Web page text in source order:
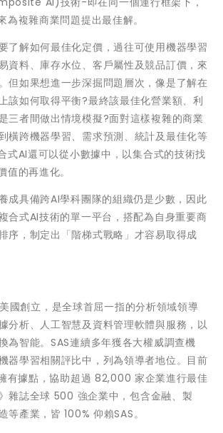
為複雜商業問題提出最佳解。
了解如何最佳化定價，過往可使用機器學習
資料、庫存水位、客戶屬性及競品訂價，來
但如果想進一步深掘問題層次，像是了解在
該如何取得平衡?最終該最佳化營業額、利
三者間做出情境模擬?面對這樣複雜的商業
橫跨機器學習、需求預測、統計及最佳化等
式AI還可以從小數據中，以集合式的技術找
值的再進化。
成具備跨AI學科團隊的組織仍是少數，因此
合式AI技術的單一平台，搭配為自身重要商
序，制定出「階梯式戰略」才容易取得成
國創立，是全球首屈一指的分析領域領導
分析、人工智慧及資料管理軟體與服務，以
為智能。SAS連續多年獲各大權威調查機
器學習相關評比中，列為領導者地位。目前
有據點，協助超過 82,000 家企業進行最佳
雜誌全球 500 強企業中，包含金融、製
等產業，皆 100% 仰賴SAS。